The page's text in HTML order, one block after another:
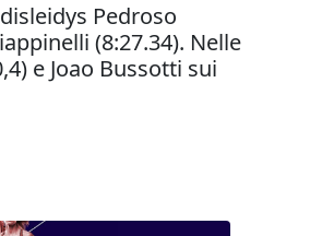
Pedroso
(8:27.34). Nelle
e Joao Bussotti sui